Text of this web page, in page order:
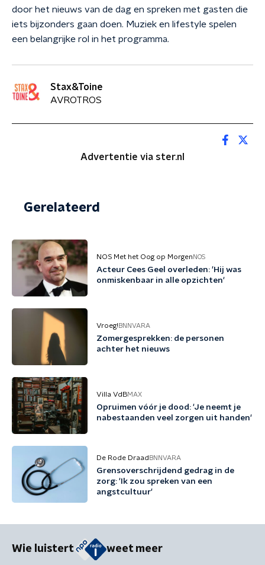
door het nieuws van de dag en spreken met gasten die
iets bijzonders gaan doen. Muziek en lifestyle spelen
een belangrijke rol in het programma.
Stax&Toine
AVROTROS
Advertentie via ster.nl
Gerelateerd
NOS Met het Oog op Morgen NOS
Acteur Cees Geel overleden: 'Hij was
onmiskenbaar in alle opzichten'
Vroeg! BNNVARA
Zomergesprekken: de personen
achter het nieuws
Villa VdBMAX
Opruimen vóór je dood: 'Je neemt je
nabestaanden veel zorgen uit handen'
De Rode Draad BNNVARA
Grensoverschrijdend gedrag in de
zorg: 'Ik zou spreken van een
angstcultuur'
Wie luistert weet meer